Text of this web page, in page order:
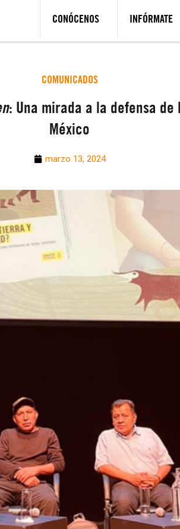
CONÓCENOS INFÓRMATE
COMUNICADOS
: Una mirada a la defensa
México
marzo 13, 2024